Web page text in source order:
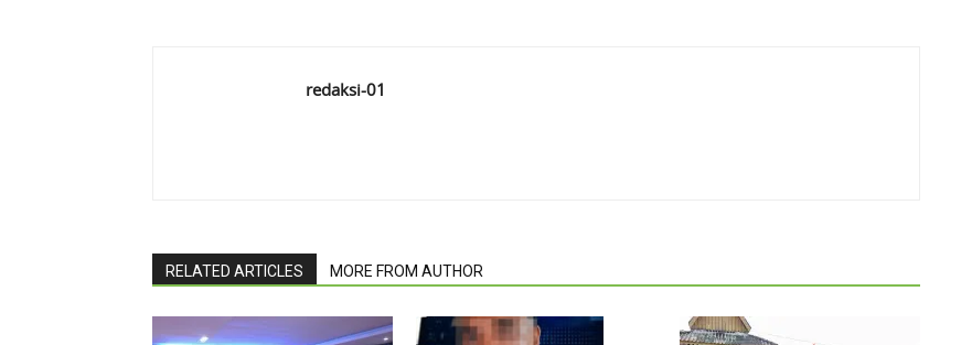
redaksi-01
RELATED ARTICLES MORE FROM AUTHOR